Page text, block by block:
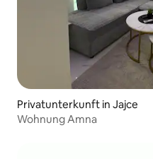
Privatunterkunft in Jajce
Wohnung Amna